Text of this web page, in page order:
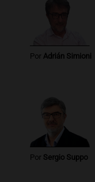
Por Adrián Simioni
Por Sergio Suppo